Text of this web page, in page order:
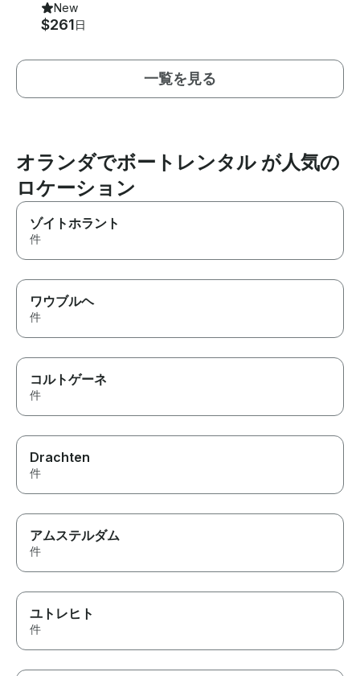
New
$261日
一覧を見る
オランダでボートレンタル が人気の
ロケーション
ゾイトホラント
件
ワウブルヘ
件
コルトゲーネ
件
Drachten
件
アムステルダム
件
ユトレヒト
件